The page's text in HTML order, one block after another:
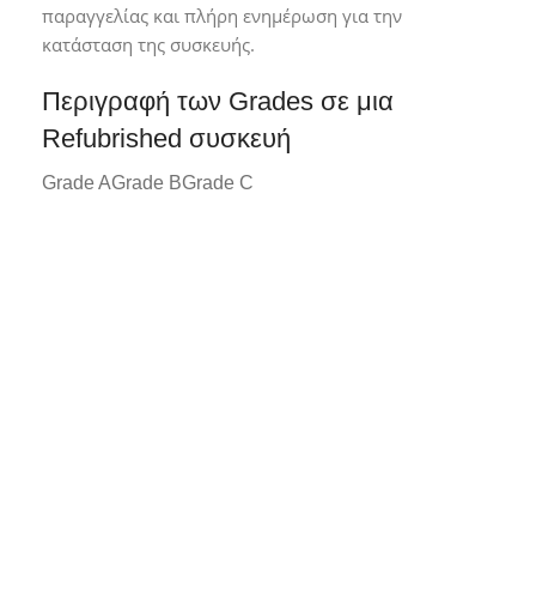
παραγγελίας και πλήρη ενημέρωση για την
κατάσταση της συσκευής.
Περιγραφή των Grades σε μια
Refubrished συσκευή
Grade AGrade BGrade C